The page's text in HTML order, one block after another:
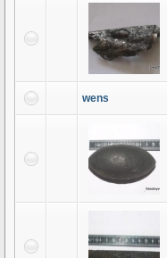
wens